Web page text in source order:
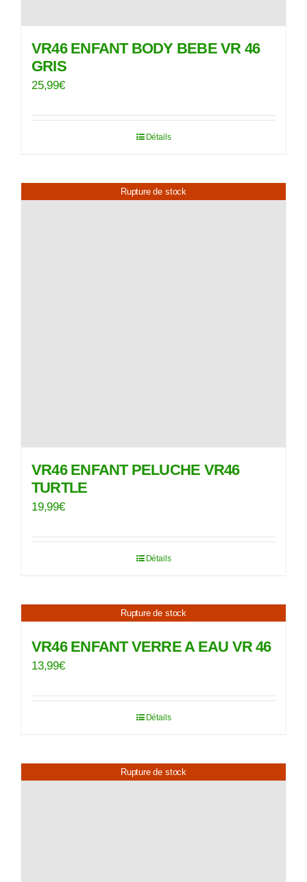
VR46 ENFANT BODY BEBE VR 46
GRIS
25,99€
Détails
Rupture de stock
VR46 ENFANT PELUCHE VR46
TURTLE
19,99€
Détails
Rupture de stock
VR46 ENFANT VERRE A EAU VR 46
13,99€
Détails
Rupture de stock